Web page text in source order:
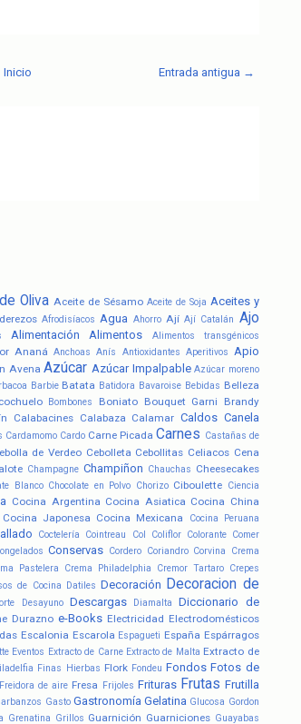
Entrada antigua →
Inicio
Oliva Aceite de Sésamo Aceite de Soja Aceites y
Afrodisíacos Agua Ahorro Ají Ají Catalán Ajo
Alimentación Alimentos Alimentos transgénicos
Ananá Anchoas Anís Antioxidantes Aperitivos Apio
Avena Azúcar Azúcar Impalpable Azúcar moreno
Barbie Batata Batidora Bavaroise Bebidas Belleza
Bombones Boniato Bouquet Garni
Brandy
Calabacines Calabaza Calamar Caldos Canela
Cardamomo Cardo Carne Picada Carnes Castañas de
de Verdeo Cebolleta Cebollitas Celiacos Cena
Champagne Champiñon Chauchas Cheesecakes
Blanco Chocolate en Polvo Chorizo Ciboulette Ciencia
Cocina Argentina Cocina Asiatica Cocina China
Cocina Japonesa Cocina Mexicana Cocina Peruana
Coctelería Cointreau Col Coliflor Colorante Comer
Conservas Cordero Coriandro Corvina
Crema
Pastelera Crema Philadelphia Cremor Tartaro Crepes
de Cocina Datiles Decoración Decoracion de
Desayuno Descargas Diamalta
Diccionario de
Durazno e-Books Electricidad Electrodomésticos
Escalonia Escarola Espagueti España Espárragos
Eventos Extracto de Carne Extracto de Malta Extracto de
Finas Hierbas Flork Fondeu Fondos Fotos de
Freidora de aire Fresa Frijoles Frituras Frutas Frutilla
Gasto Gastronomía Gelatina Glucosa Gordon
Grenatina Grillos Guarnición Guarniciones Guayabas